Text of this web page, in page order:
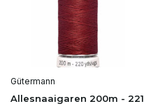
Gütermann
Allesnaaigaren 200m - 221